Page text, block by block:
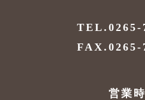
TEL.0265-
FAX.0265-
営業